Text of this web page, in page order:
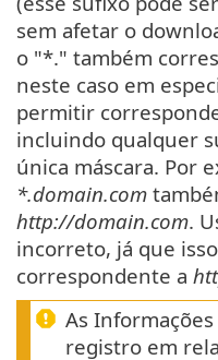
sem afetar o
o "*." também
neste caso em
permitir
incluindo qualquer
única máscara. Por
*.domain.com
http://domain.com.
incorreto, já que
correspondente a
As
registro em